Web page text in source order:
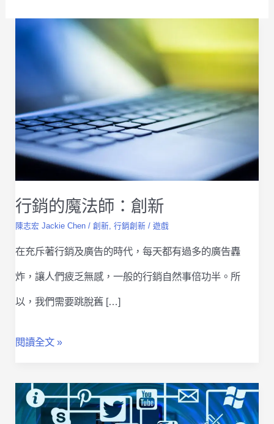
行銷的魔法師：創新
陳志宏 Jackie Chen/創新 ,行銷創新 /遊戲
在充斥著行銷及廣告的時代，每天都有過多的廣告轟
炸，讓人們疲乏無感，一般的行銷自然事倍功半。所
以，我們需要跳脫舊 […]
行
的
閱讀全文 »